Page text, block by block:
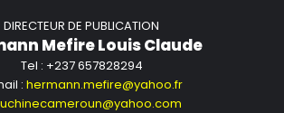
est l’Imperial College London, avec
Afrique, en Europe et en Amérique
DIRECTEUR DE PUBLICATION
Mefire Louis Claude
Tel : +237 657828294
: hermann.mefire@yahoo.fr